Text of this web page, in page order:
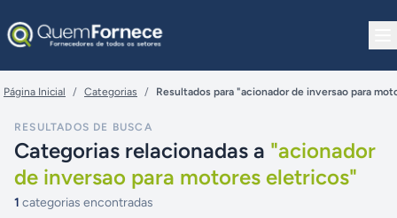
Página Inicial / Categorias / Resultados para "acionador de inversao para
RESULTADOS DE BUSCA
Categorias relacionadas a "acionador
de inversao para motores eletricos"
1 categorias encontradas